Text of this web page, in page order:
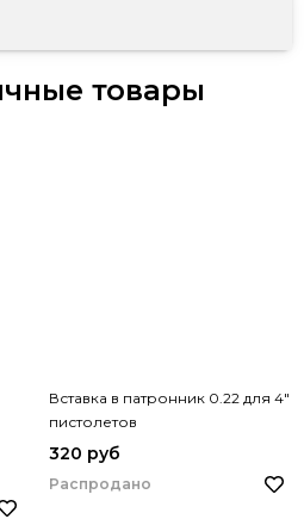
товары
Вставка в патронник 0.22 для 4"
пистолетов
320 руб
Распродано